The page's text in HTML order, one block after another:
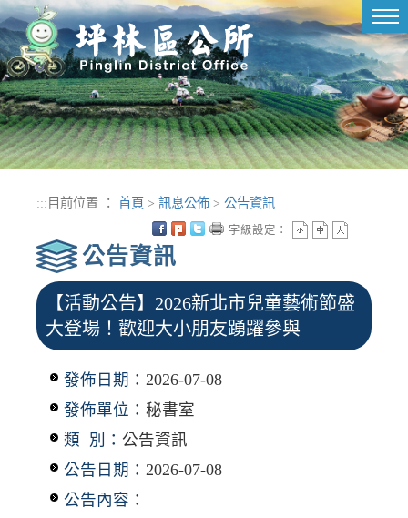
進入內容區塊
::: 目前位置 ： 首頁 > 訊息公佈 > 公告資訊
公告資訊
字級設定：
【活動公告】2026新北市兒童藝術節盛
大登場！歡迎大小朋友踴躍參與
發佈日期： 2026-07-08
發佈單位： 秘書室
類 別： 公告資訊
公告日期： 2026-07-08
公告內容：